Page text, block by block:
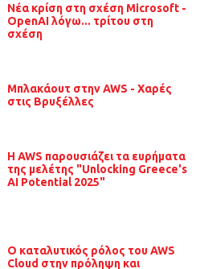
Νέα κρίση στη σχέση Microsoft -
OpenAI λόγω... τρίτου στη
σχέση
Μπλακάουτ στην AWS - Χαρές
στις Βρυξέλλες
H AWS παρουσιάζει τα ευρήματα
της μελέτης "Unlocking Greece's
AI Potential 2025"
Ο καταλυτικός ρόλος του AWS
Cloud στην πρόληψη και